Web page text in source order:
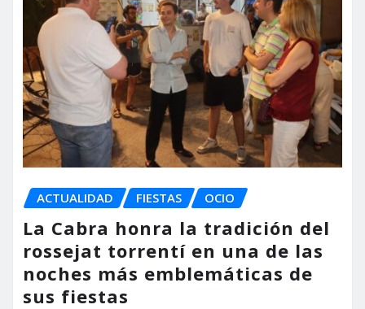
ACTUALIDAD FIESTAS OCIO
La Cabra honra la tradición del
rossejat torrentí en una de las
noches más emblemáticas de
sus fiestas